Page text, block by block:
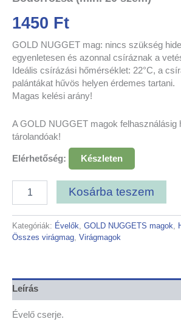
1450 Ft
GOLD NUGGET mag: nincs szükség
egyenletesen és azonnal csíráznak a
Ideális csírázási hőmérséklet: 22°C, a
palántákat hűvös helyen érdemes tartani.
Magas kelési arány!
A GOLD NUGGET magok felhasználásig
tárolandóak!
Elérhetőség: Készleten
Kosárba teszem
Kategóriák: Évelők GOLD NUGGETS magok
Összes virágmag Virágmagok
Leírás
Évelő cserje.